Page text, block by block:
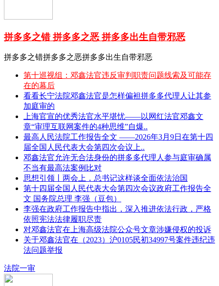
拼多多之错 拼多多之恶 拼多多出生自带邪恶
拼多多之错拼多多之恶拼多多出生自带邪恶
第十巡视组：邓鑫法官违反审判职责问题线索及可能存
在的幕后
看看长宁法院邓鑫法官是怎样偏袒拼多多代理人让其参
加庭审的
上海官宣的优秀法官水平堪忧——以网红法官邓鑫文
章“审理互联网案件的4种思维”自爆..
最高人民法院工作报告全文 ——2026年3月9日在第十四
届全国人民代表大会第四次会议上..
邓鑫法官允许无合法身份的拼多多代理人参与庭审确属
不当有最高法案例比对
思想引领丨两会上，总书记这样谈全面依法治国
第十四届全国人民代表大会第四次会议政府工作报告全
文 国务院总理 李强（豆包）
李强在政府工作报告中指出，深入推进依法行政，严格
依照宪法法律履职尽责
对邓鑫法官在上海高级法院公众号文章涉嫌侵权的投诉
关于邓鑫法官在（2023）沪0105民初34997号案件违纪违
法问题举报
法院一审